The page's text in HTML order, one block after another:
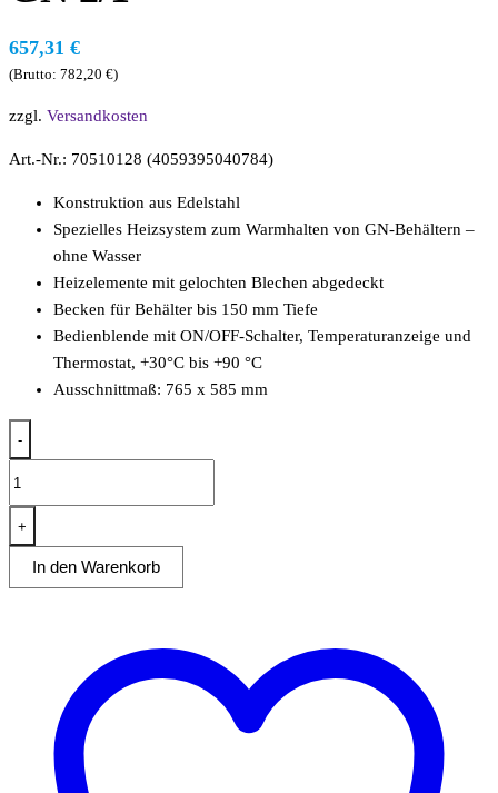
657,31 €
(Brutto: 782,20 €)
zzgl. Versandkosten
Art.-Nr.: 70510128 (4059395040784)
Konstruktion aus Edelstahl
Spezielles Heizsystem zum Warmhalten von GN-Behältern –
ohne Wasser
Heizelemente mit gelochten Blechen abgedeckt
Becken für Behälter bis 150 mm Tiefe
Bedienblende mit ON/OFF-Schalter, Temperaturanzeige und
Thermostat, +30°C bis +90 °C
Ausschnittmaß: 765 x 585 mm
-
Bain
Marie
+
In den Warenkorb